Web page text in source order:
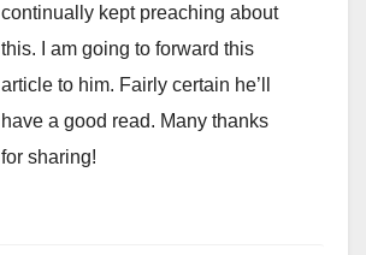
continually kept preaching about
this. I am going to forward this
article to him. Fairly certain he’ll
have a good read. Many thanks
for sharing!